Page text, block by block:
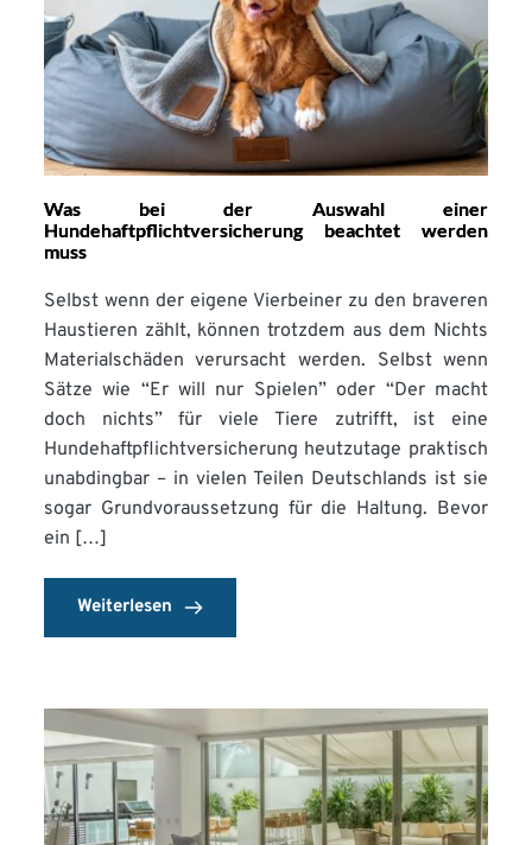
Was bei der Auswahl einer
Hundehaftpflichtversicherung beachtet werden
muss
Selbst wenn der eigene Vierbeiner zu den braveren
Haustieren zählt, können trotzdem aus dem Nichts
Materialschäden verursacht werden. Selbst wenn
Sätze wie “Er will nur Spielen” oder “Der macht
doch nichts” für viele Tiere zutrifft, ist eine
Hundehaftpflichtversicherung heutzutage praktisch
unabdingbar – in vielen Teilen Deutschlands ist sie
sogar Grundvoraussetzung für die Haltung. Bevor
ein […]
Weiterlesen